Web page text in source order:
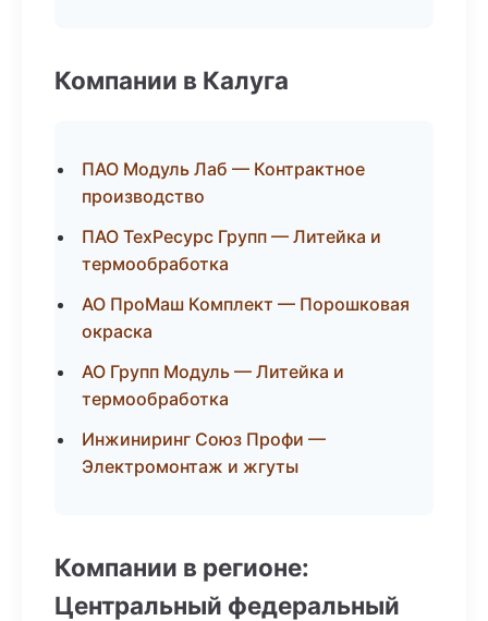
Компании в Калуга
ПАО Модуль Лаб — Контрактное
производство
ПАО ТехРесурс Групп — Литейка и
термообработка
АО ПроМаш Комплект — Порошковая
окраска
АО Групп Модуль — Литейка и
термообработка
Инжиниринг Союз Профи —
Электромонтаж и жгуты
Компании в регионе:
Центральный федеральный